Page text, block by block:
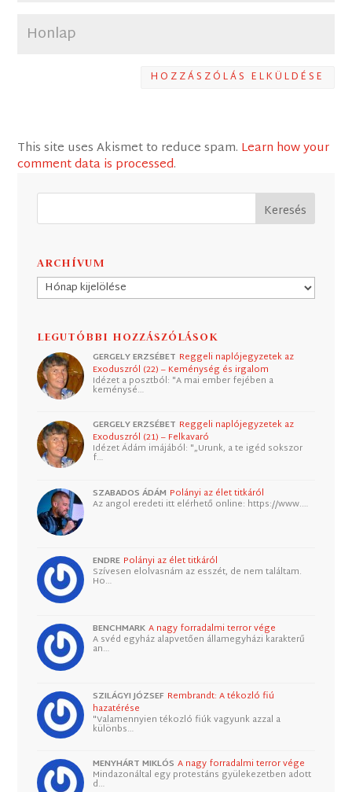
HOZZÁSZÓLÁS ELKÜLDÉSE
This site uses Akismet to reduce spam. Learn how your
comment data is processed.
ARCHÍVUM
Archívum
LEGUTÓBBI HOZZÁSZÓLÁSOK
GERGELY ERZSÉBET Reggeli naplójegyzetek az
Exoduszról (22) – Keménység és irgalom
Idézet a posztból: "A mai ember fejében a
keménysé…
GERGELY ERZSÉBET Reggeli naplójegyzetek az
Exoduszról (21) – Felkavaró
Idézet Ádám imájából: "„Urunk, a te igéd sokszor
f…
SZABADOS ÁDÁM Polányi az élet titkáról
Az angol eredeti itt elérhető online: https://www.…
ENDRE Polányi az élet titkáról
Szívesen elolvasnám az esszét, de nem találtam.
Ho…
BENCHMARK A nagy forradalmi terror vége
A svéd egyház alapvetően államegyházi karakterű
an…
SZILÁGYI JÓZSEF Rembrandt: A tékozló fiú
hazatérése
"Valamennyien tékozló fiúk vagyunk azzal a
különbs…
MENYHÁRT MIKLÓS A nagy forradalmi terror vége
Mindazonáltal egy protestáns gyülekezetben adott
d…